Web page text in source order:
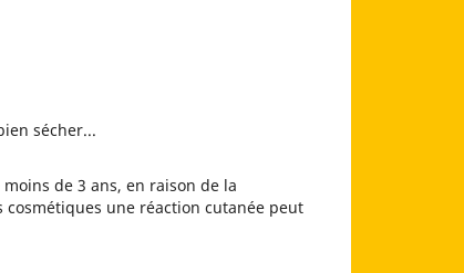
sécher...
de 3 ans, en raison de la
cosmétiques une réaction cutanée peut